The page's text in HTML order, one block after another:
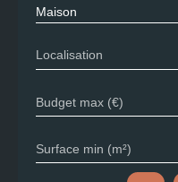
Maison
Localisation
Budget max (€)
Surface min (m²)